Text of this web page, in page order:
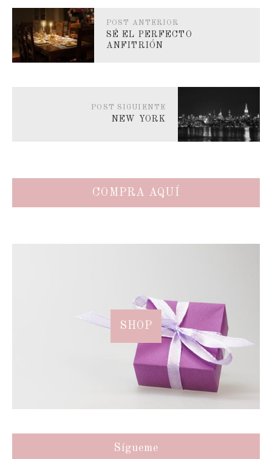
POST ANTERIOR
SÉ EL PERFECTO
ANFITRIÓN
POST SIGUIENTE
NEW YORK
COMPRA AQUÍ
SHOP
Sígueme